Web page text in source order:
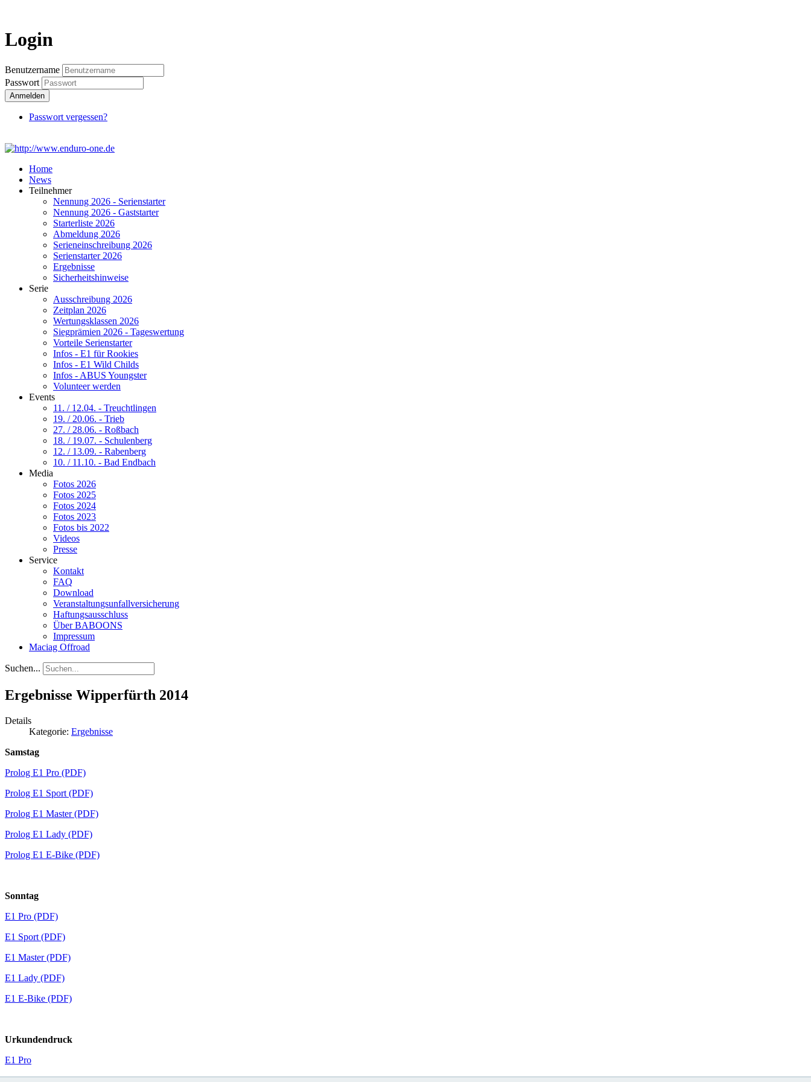
Login
Benutzername
Passwort
Anmelden
Passwort vergessen?
Home
News
Teilnehmer
Nennung 2026 - Serienstarter
Nennung 2026 - Gaststarter
Starterliste 2026
Abmeldung 2026
Serieneinschreibung 2026
Serienstarter 2026
Ergebnisse
Sicherheitshinweise
Serie
Ausschreibung 2026
Zeitplan 2026
Wertungsklassen 2026
Siegprämien 2026 - Tageswertung
Vorteile Serienstarter
Infos - E1 für Rookies
Infos - E1 Wild Childs
Infos - ABUS Youngster
Volunteer werden
Events
11. / 12.04. - Treuchtlingen
19. / 20.06. - Trieb
27. / 28.06. - Roßbach
18. / 19.07. - Schulenberg
12. / 13.09. - Rabenberg
10. / 11.10. - Bad Endbach
Media
Fotos 2026
Fotos 2025
Fotos 2024
Fotos 2023
Fotos bis 2022
Videos
Presse
Service
Kontakt
FAQ
Download
Veranstaltungsunfallversicherung
Haftungsausschluss
Über BABOONS
Impressum
Maciag Offroad
Suchen...
Ergebnisse Wipperfürth 2014
Details
Kategorie: Ergebnisse
Samstag
Prolog E1 Pro (PDF)
Prolog E1 Sport (PDF)
Prolog E1 Master (PDF)
Prolog E1 Lady (PDF)
Prolog E1 E-Bike (PDF)
Sonntag
E1 Pro (PDF)
E1 Sport (PDF)
E1 Master (PDF)
E1 Lady (PDF)
E1 E-Bike (PDF)
Urkundendruck
E1 Pro